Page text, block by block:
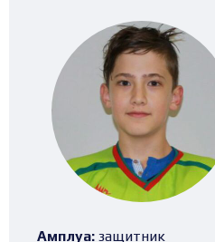
Амплуа: защитник